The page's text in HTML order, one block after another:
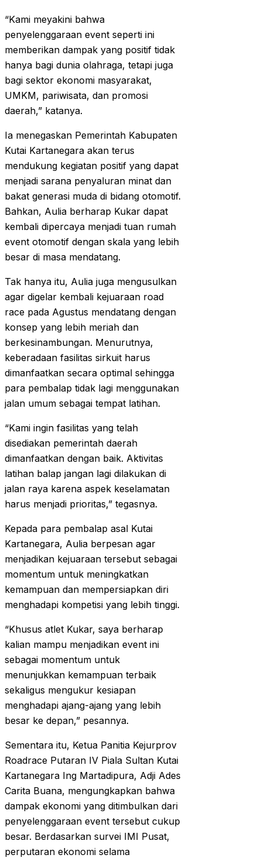
“Kami meyakini bahwa
penyelenggaraan event seperti ini
memberikan dampak yang positif tidak
hanya bagi dunia olahraga, tetapi juga
bagi sektor ekonomi masyarakat,
UMKM, pariwisata, dan promosi
daerah,” katanya.
Ia menegaskan Pemerintah Kabupaten
Kutai Kartanegara akan terus
mendukung kegiatan positif yang dapat
menjadi sarana penyaluran minat dan
bakat generasi muda di bidang otomotif.
Bahkan, Aulia berharap Kukar dapat
kembali dipercaya menjadi tuan rumah
event otomotif dengan skala yang lebih
besar di masa mendatang.
Tak hanya itu, Aulia juga mengusulkan
agar digelar kembali kejuaraan road
race pada Agustus mendatang dengan
konsep yang lebih meriah dan
berkesinambungan. Menurutnya,
keberadaan fasilitas sirkuit harus
dimanfaatkan secara optimal sehingga
para pembalap tidak lagi menggunakan
jalan umum sebagai tempat latihan.
“Kami ingin fasilitas yang telah
disediakan pemerintah daerah
dimanfaatkan dengan baik. Aktivitas
latihan balap jangan lagi dilakukan di
jalan raya karena aspek keselamatan
harus menjadi prioritas,” tegasnya.
Kepada para pembalap asal Kutai
Kartanegara, Aulia berpesan agar
menjadikan kejuaraan tersebut sebagai
momentum untuk meningkatkan
kemampuan dan mempersiapkan diri
menghadapi kompetisi yang lebih tinggi.
“Khusus atlet Kukar, saya berharap
kalian mampu menjadikan event ini
sebagai momentum untuk
menunjukkan kemampuan terbaik
sekaligus mengukur kesiapan
menghadapi ajang-ajang yang lebih
besar ke depan,” pesannya.
Sementara itu, Ketua Panitia Kejurprov
Roadrace Putaran IV Piala Sultan Kutai
Kartanegara Ing Martadipura, Adji Ades
Carita Buana, mengungkapkan bahwa
dampak ekonomi yang ditimbulkan dari
penyelenggaraan event tersebut cukup
besar. Berdasarkan survei IMI Pusat,
perputaran ekonomi selama